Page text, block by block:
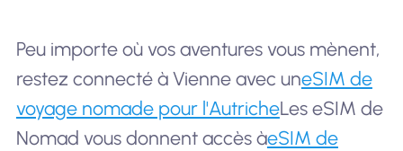
Peu importe où vos aventures vous mènent,
restez connecté à Vienne avec uneSIM de
voyage nomade pour l'AutricheLes eSIM de
Nomad vous donnent accès àeSIM de